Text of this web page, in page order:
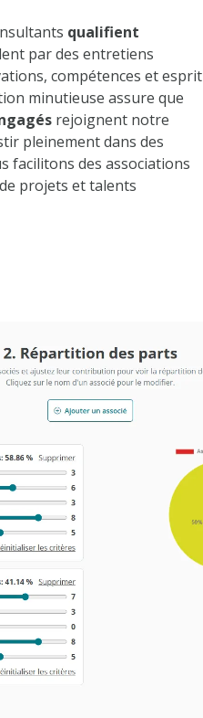
qualifient
par des entretiens
compétences et esprit
minutieuse assure que
rejoignent notre
pleinement dans des
facilitons des associations
projets et talents